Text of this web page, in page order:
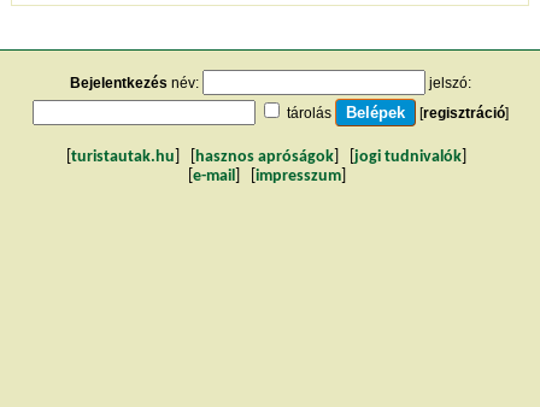
Bejelentkezés név:
jelszó:
tárolás
[regisztráció]
turistautak.hu hasznos apróságok jogi tudnivalók
e-mail impresszum]